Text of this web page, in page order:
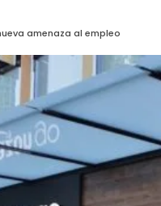
amenaza al empleo